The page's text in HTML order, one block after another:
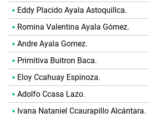
Eddy Placido Ayala Astoquillca.
Romina Valentina Ayala Gómez.
Andre Ayala Gomez.
Primitiva Buitron Baca.
Eloy Ccahuay Espinoza.
Adolfo Ccasa Lazo.
Ivana Nataniel Ccaurapillo Alcántara.